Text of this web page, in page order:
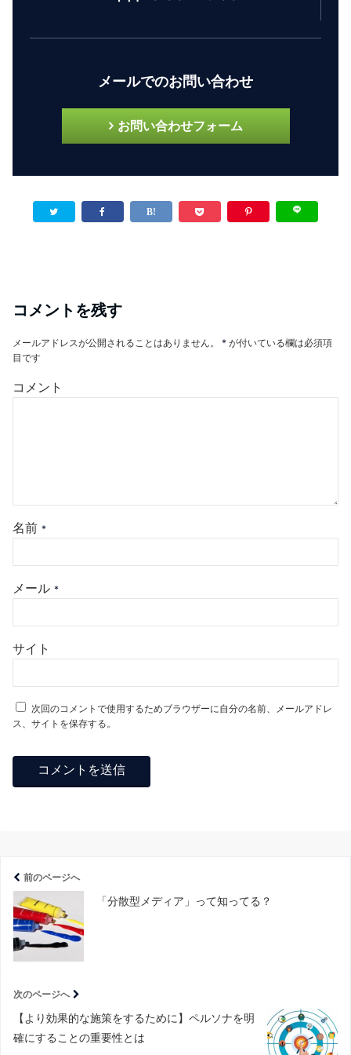
メールでのお問い合わせ
お問い合わせフォーム
コメントを残す
メールアドレスが公開されることはありません。 * が付いている欄は必須項
目です
コメント
名前 *
メール *
サイト
次回のコメントで使用するためブラウザーに自分の名前、メールアドレ
ス、サイトを保存する。
前のページへ
「分散型メディア」って知ってる？
次のページへ
【より効果的な施策をするために】ペルソナを明
確にすることの重要性とは